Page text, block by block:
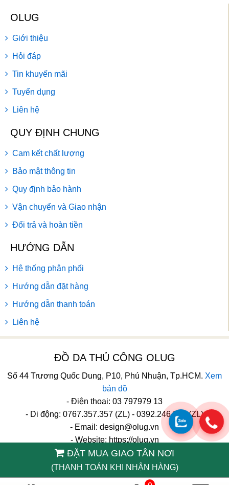
ĐẶT MUA GIAO TÂN NƠI
(THANH TOÁN KHI NHẬN HÀNG)
OLUG
Giới thiệu
Hỏi đáp
Tin khuyến mãi
Tuyển dụng
Liên hệ
QUY ĐỊNH CHUNG
Cam kết chất lượng
Bảo mật thông tin
Quy định bảo hành
Vận chuyển và Giao nhận
Đổi trả và hoàn tiền
HƯỚNG DẪN
Hệ thống phân phối
Hướng dẫn đặt hàng
Hướng dẫn thanh toán
Liên hệ
ĐỒ DA THỦ CÔNG OLUG
Số 44 Trương Quốc Dung, P10, Phú Nhuận, Tp.HCM. Xem
bản đồ
- Điện thoại: 03 797979 13
- Di động: 0767.357.357 (ZL) - 0392.246.246 (ZL)
- Email: design@olug.vn
- Website: https://olug.vn